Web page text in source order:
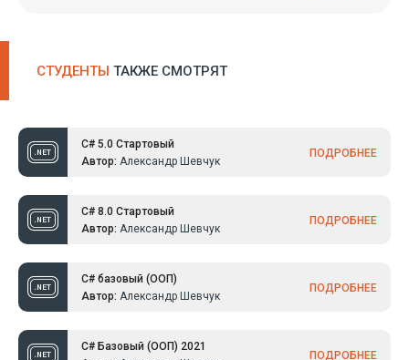
отримати сертифікат. Раджу усім.
СТУДЕНТЫ ТАКЖЕ СМОТРЯТ
C# 5.0 Стартовый
Автор: Александр Шевчук
ПОДРОБНЕЕ
C# 8.0 Стартовый
Автор: Александр Шевчук
ПОДРОБНЕЕ
C# базовый (ООП)
Автор: Александр Шевчук
ПОДРОБНЕЕ
C# Базовый (ООП) 2021
ПОДРОБНЕЕ